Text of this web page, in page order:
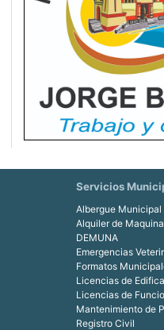
Servicios
Albergue Municipal
Alquiler de
DEMUNA
Emergencias
Formatos
Licencias de
Licencias de
Mantenimiento de
Registro Civil